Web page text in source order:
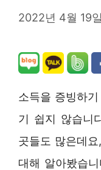
2022년 4월 19일
소득을 증빙하
기 쉽지 않습니
곳들도 많은데
대해 알아봤습